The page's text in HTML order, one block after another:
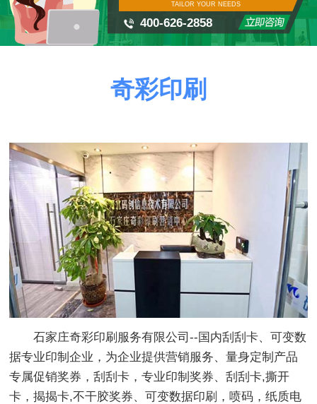
TAILOR YOUR NEEDS
400-626-2858
奇彩印刷
石家庄奇彩印刷服务有限公司--国内刮刮卡、可变数
据专业印制企业，为企业提供营销服务、量身定制产品
专属促销奖券，刮刮卡，专业印制奖券、刮刮卡,撕开
卡，揭揭卡,不干胶奖券、可变数据印刷，喷码，纸质电